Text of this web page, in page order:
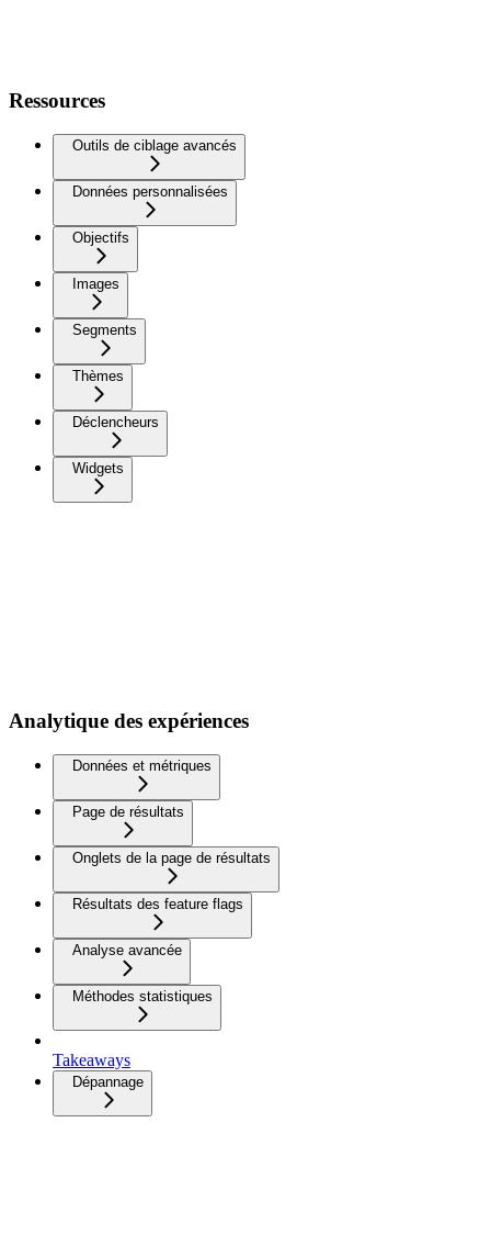
Ressources
Outils de ciblage avancés
Données personnalisées
Objectifs
Images
Segments
Thèmes
Déclencheurs
Widgets
Analytique des expériences
Données et métriques
Page de résultats
Onglets de la page de résultats
Résultats des feature flags
Analyse avancée
Méthodes statistiques
Takeaways
Dépannage